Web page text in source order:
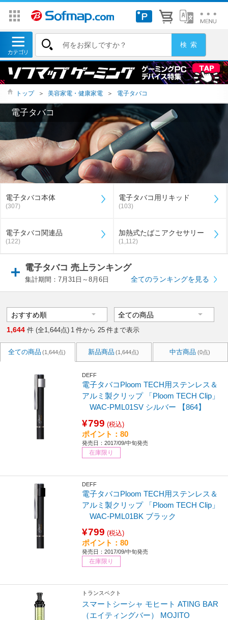
トップ ＞ 美容家電・健康家電 ＞ 電子タバコ
電子タバコ
電子タバコ本体
(307)
電子タバコ用リキッド
(103)
電子タバコ関連品
(122)
加熱式たばこアクセサリー
(1,112)
電子タバコ 売上ランキング
集計期間：7月31日～8月6日 全てのランキングを見る
1,644 件 (全1,644点) 1 件から 25 件まで表示
全ての商品 (1,644点) 新品商品 (1,644点) 中古商品 (0点)
DEFF
電子タバコPloom TECH用ステンレス＆
アルミ製クリップ 「Ploom TECH Clip」
WAC-PML01SV シルバー 【864】
¥799 (税込)
ポイント：80
発売日：2017/09/中旬発売
在庫限り
DEFF
電子タバコPloom TECH用ステンレス＆
アルミ製クリップ 「Ploom TECH Clip」
WAC-PML01BK ブラック
¥799 (税込)
ポイント：80
発売日：2017/09/中旬発売
在庫限り
トランスペクト
スマートシーシャ モヒート ATING BAR
（エイティングバー） MOJITO